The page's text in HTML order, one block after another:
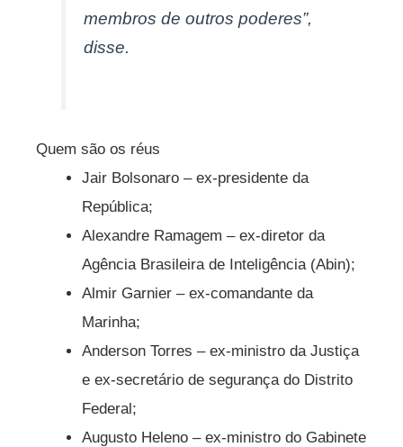
membros de outros poderes”,
disse.
Quem são os réus
Jair Bolsonaro – ex-presidente da
República;
Alexandre Ramagem – ex-diretor da
Agência Brasileira de Inteligência (Abin);
Almir Garnier – ex-comandante da
Marinha;
Anderson Torres – ex-ministro da Justiça
e ex-secretário de segurança do Distrito
Federal;
Augusto Heleno – ex-ministro do Gabinete